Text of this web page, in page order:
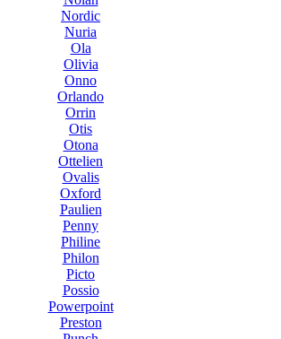
Nordic
Nuria
Ola
Olivia
Onno
Orlando
Orrin
Otis
Otona
Ottelien
Ovalis
Oxford
Paulien
Penny
Philine
Philon
Picto
Possio
Powerpoint
Preston